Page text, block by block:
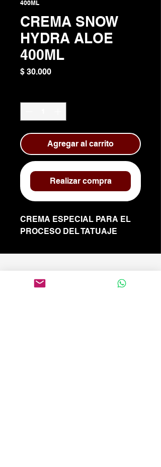
400ML
CREMA SNOW
HYDRA ALOE
400ML
$ 30.000Precio
Agregar al carrito
Realizar compra
CREMA ESPECIAL PARA EL
PROCESO DEL TATUAJE